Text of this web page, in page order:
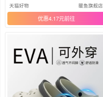
溪鞋
天猫好物 暖鱼旗舰店
优惠4.17元